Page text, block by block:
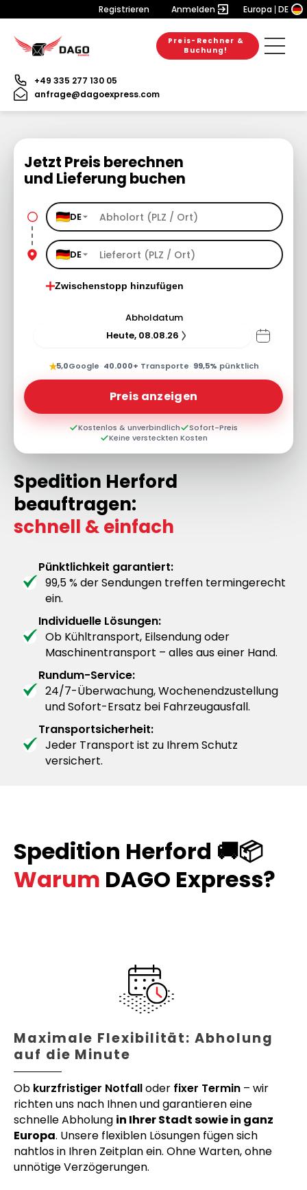
Registrieren Anmelden Europa DE
Preis-Rechner &
Buchung!
+49 335 277 130 05
anfrage@dagoexpress.com
Jetzt Preis berechnen
und Lieferung buchen
DE
DE
Zwischenstopp hinzufügen
Abholdatum
Heute, 08.08.26
★5,0Google· 40.000+ Transporte· 99,5% pünktlich
Preis anzeigen
Kostenlos & unverbindlich
Sofort-Preis
Keine versteckten Kosten
Spedition Herford
beauftragen:
schnell & einfach
Pünktlichkeit garantiert:
99,5 % der Sendungen treffen termingerecht
ein.
Individuelle Lösungen:
Ob Kühltransport, Eilsendung oder
Maschinentransport – alles aus einer Hand.
Rundum-Service:
24/7-Überwachung, Wochenendzustellung
und Sofort-Ersatz bei Fahrzeugausfall.
Transportsicherheit:
Jeder Transport ist zu Ihrem Schutz
versichert.
Spedition Herford 🚚📦
Warum DAGO Express?
Maximale Flexibilität: Abholung
auf die Minute
Ob kurzfristiger Notfalloder fixer Termin – wir
richten uns nach Ihnen und garantieren eine
schnelle Abholung in Ihrer Stadt sowie in ganz
Europa. Unsere flexiblen Lösungen fügen sich
nahtlos in Ihren Zeitplan ein. Ohne Warten, ohne
unnötige Verzögerungen.